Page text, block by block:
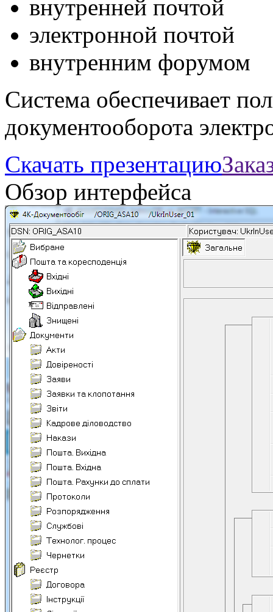
внутренней почтой
электронной почтой
внутренним форумом
Система обеспечивает
документооборота
Скачать презентацию
Обзор интерфейса